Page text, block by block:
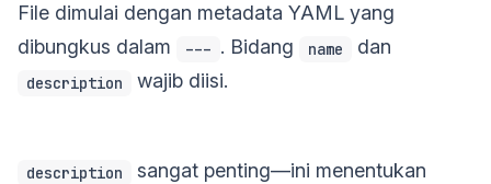
File dimulai dengan metadata YAML yang
dibungkus dalam
--- . Bidang name dan
description wajib diisi.
description
sangat penting—ini menentukan